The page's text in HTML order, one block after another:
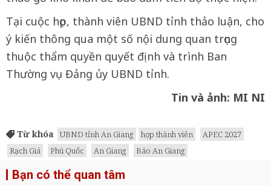
Tại cuộc họp, thành viên UBND tỉnh thảo luận, cho
ý kiến thông qua một số nội dung quan trọng
thuộc thẩm quyền quyết định và trình Ban
Thường vụ Đảng ủy UBND tỉnh.
Tin và ảnh: MI NI
Từ khóa UBND tỉnh An Giang họp thành viên
APEC 2027
Rạch Giá
Phú Quốc An Giang Báo An Giang
Bạn có thể quan tâm